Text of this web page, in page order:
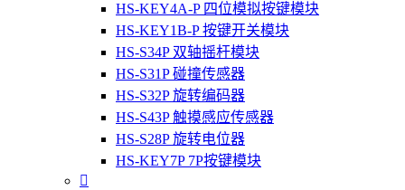
HS-KEY4A-P 四位模拟按键模块
HS-KEY1B-P 按键开关模块
HS-S34P 双轴摇杆模块
HS-S31P 碰撞传感器
HS-S32P 旋转编码器
HS-S43P 触摸感应传感器
HS-S28P 旋转电位器
HS-KEY7P 7P按键模块
